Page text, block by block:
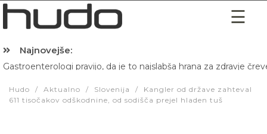
Najnovejše:
Gastroenterologi pravijo, da je to najslabša hrana za zdravje
Hudo / Aktualno / Slovenija /
Kangler od države zahteval
611 tisočakov odškodnine, od sodišča prejel hladen tuš